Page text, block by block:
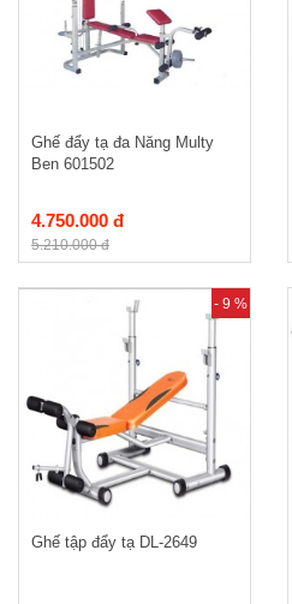
Ghế đẩy tạ đa Năng Multy
Ben 601502
4.750.000 đ
5.210.000 đ
- 9 %
Ghế tập đẩy tạ DL-2649